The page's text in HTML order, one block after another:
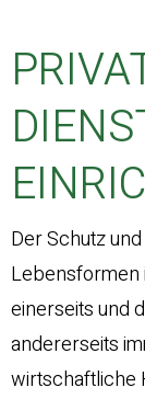
Der Schutz
Lebensformen
einerseits und
andererseits
wirtschaftliche